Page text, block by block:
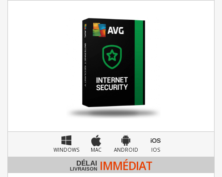
WINDOWS MAC ANDROID IOS
DÉLAI
LIVRAISON IMMÉDIAT